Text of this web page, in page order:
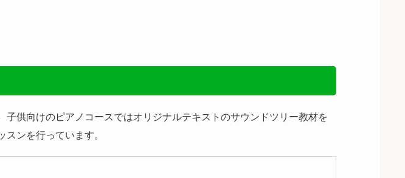
供向けのピアノコースではオリジナルテキストのサウンドツリー教材を
ンを行っています。